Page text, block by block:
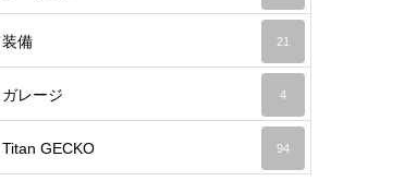
装備 21
ガレージ 4
Titan GECKO 94